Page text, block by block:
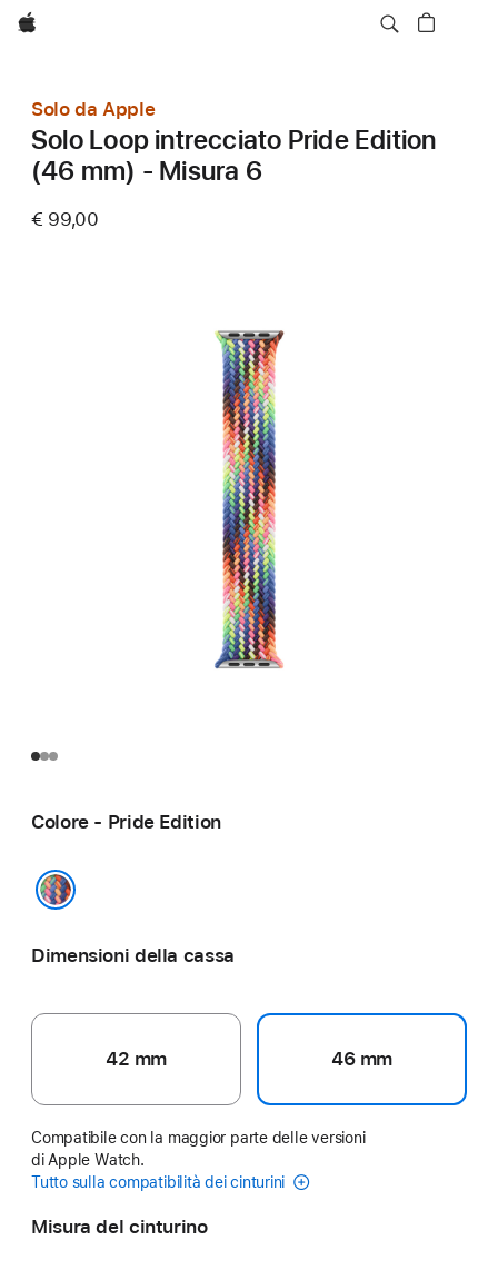
Apple
Solo da Apple
Solo Loop intrecciato Pride Edition
(46 mm) - Misura 6
€ 99,00
Colore - Pride Edition
Dimensioni della cassa
42 mm 46 mm
Compatibile con la maggior parte delle versioni
di Apple Watch.
Tutto sulla compatibilità dei cinturini
Misura del cinturino